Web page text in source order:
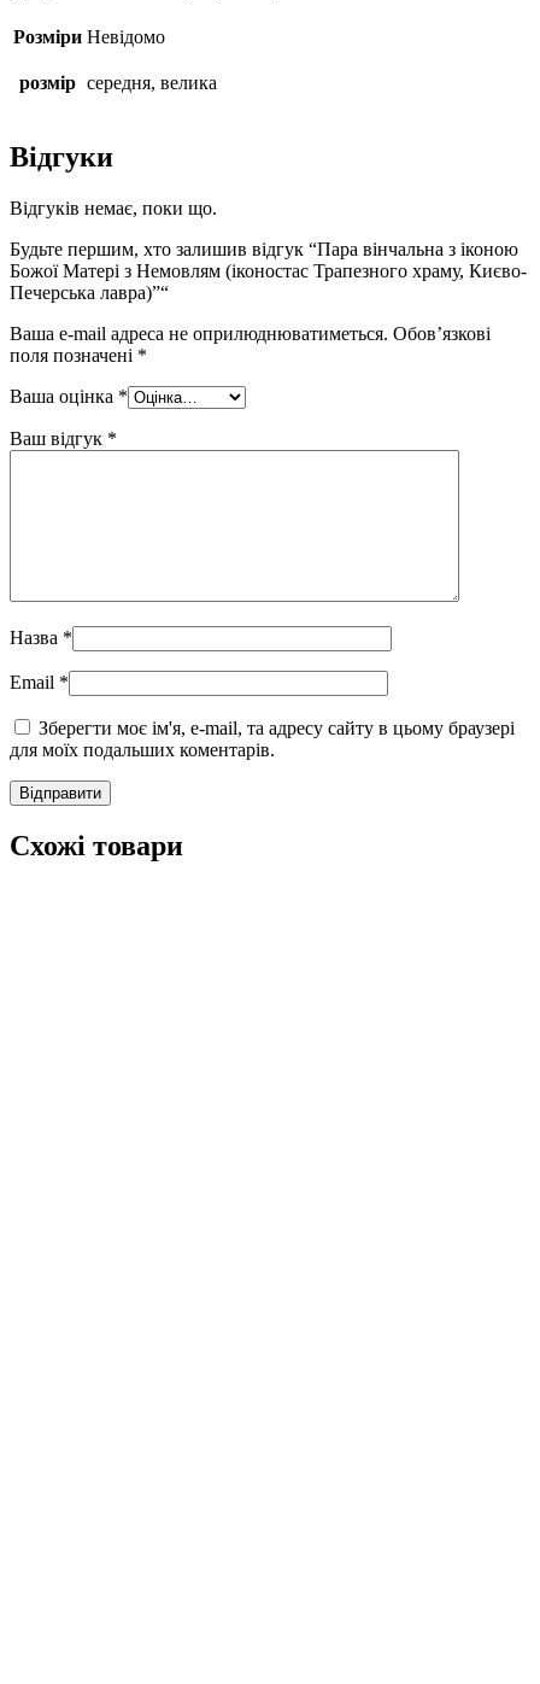
Розміри Невідомо
розмір середня, велика
Відгуки
Відгуків немає, поки що.
Будьте першим, хто залишив відгук “Пара вінчальна з іконою
Божої Матері з Немовлям (іконостас Трапезного храму, Києво-
Печерська лавра)”“
Ваша e-mail адреса не оприлюднюватиметься. Обов’язкові
поля позначені *
Ваша оцінка *
Ваш відгук *
Назва *
Email *
Зберегти моє ім'я, e-mail, та адресу сайту в цьому браузері
для моїх подальших коментарів.
Схожі товари